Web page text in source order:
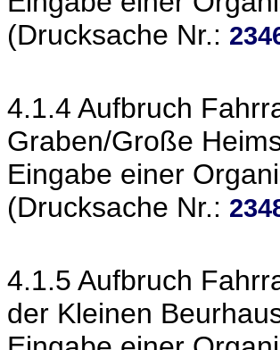
(Drucksache Nr.:
4.1.4 Aufbruch
Graben/Große
Eingabe einer
(Drucksache Nr.:
4.1.5 Aufbruch
der Kleinen